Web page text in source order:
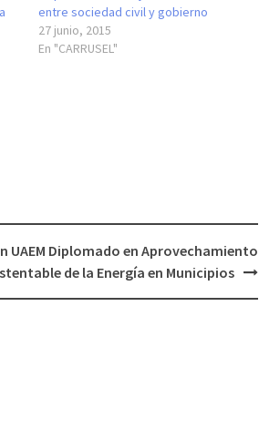
entre sociedad civil y gobierno
27 junio, 2015
En "CARRUSEL"
UAEM Diplomado en Aprovechamiento
de la Energía en Municipios